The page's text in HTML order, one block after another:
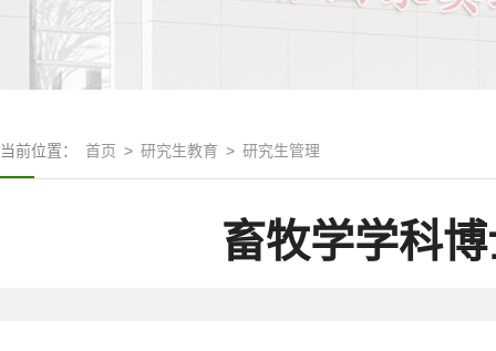
当前位置： 首页 > 研究生教育 > 研究生管理
畜牧学学科